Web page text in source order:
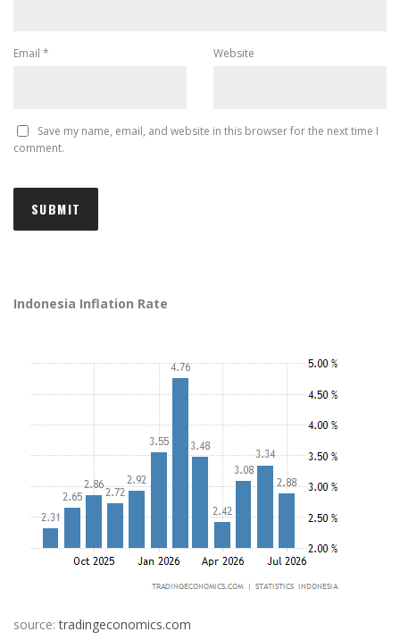
Email * Website
Save my name, email, and website in this browser for the next time I
comment.
Indonesia Inflation Rate
source:tradingeconomics.com